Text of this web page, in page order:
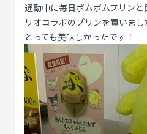
通勤中に毎日ポムポムプリン
リオコラボのプリンを買いまし
とっても美味しかったです！